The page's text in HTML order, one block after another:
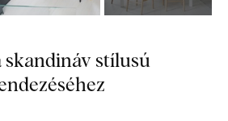
skandináv stílusú